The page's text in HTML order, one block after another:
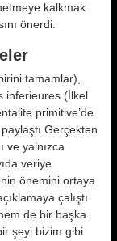
kalkmak
önerdi.
tamamlar),
inferieures (İlkel
primitive’de
ve yalnızca
veriye
önemini ortaya
çalıştı
de bir başka
şeyi bizim gibi